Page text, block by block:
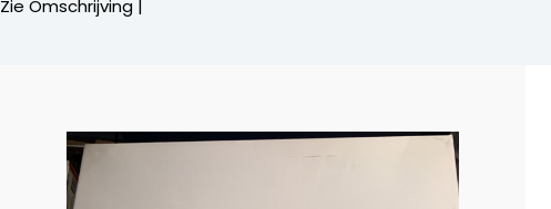
Zie Omschrijving |